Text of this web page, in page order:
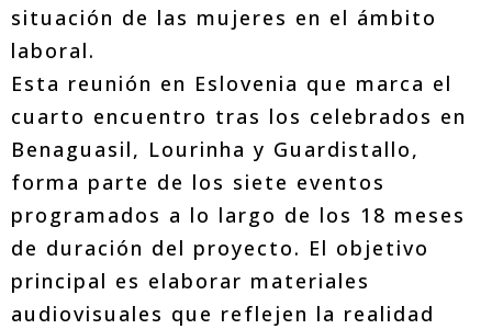
situación de las mujeres en el ámbito
laboral.
Esta reunión en Eslovenia que marca el
cuarto encuentro tras los celebrados en
Benaguasil, Lourinha y Guardistallo,
forma parte de los siete eventos
programados a lo largo de los 18 meses
de duración del proyecto. El objetivo
principal es elaborar materiales
audiovisuales que reflejen la realidad